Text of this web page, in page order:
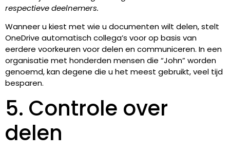
respectieve deelnemers.
Wanneer u kiest met wie u documenten wilt delen, stelt
OneDrive automatisch collega’s voor op basis van
eerdere voorkeuren voor delen en communiceren. In een
organisatie met honderden mensen die “John” worden
genoemd, kan degene die u het meest gebruikt, veel tijd
besparen.
5. Controle over
delen